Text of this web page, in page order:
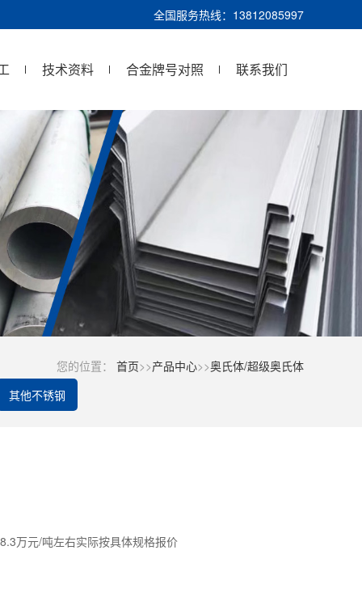
全国服务热线：13812085997
技术资料 合金牌号对照 联系我们
您的位置： 首页>>产品中心>>奥氏体/超级奥氏体
其他不锈钢
万元/吨左右实际按具体规格报价